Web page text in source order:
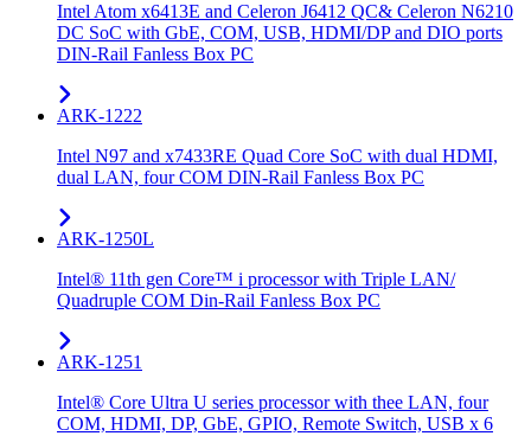
Intel Atom x6413E and Celeron J6412 QC& Celeron N6210
DC SoC with GbE, COM, USB, HDMI/DP and DIO ports
DIN-Rail Fanless Box PC
ARK-1222
Intel N97 and x7433RE Quad Core SoC with dual HDMI,
dual LAN, four COM DIN-Rail Fanless Box PC
ARK-1250L
Intel® 11th gen Core™ i processor with Triple LAN/
Quadruple COM Din-Rail Fanless Box PC
ARK-1251
Intel® Core Ultra U series processor with thee LAN, four
COM, HDMI, DP, GbE, GPIO, Remote Switch, USB x 6